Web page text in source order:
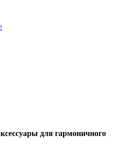
для гармоничного